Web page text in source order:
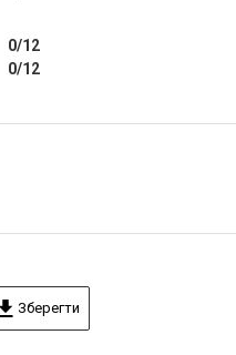
0/12
0/12
Зберегти